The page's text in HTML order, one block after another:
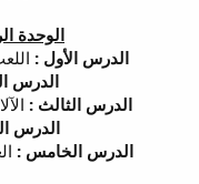
الوحدة
الدرس الأول :
الدرس
الدرس الثالث :
الدرس
الدرس الخامس :